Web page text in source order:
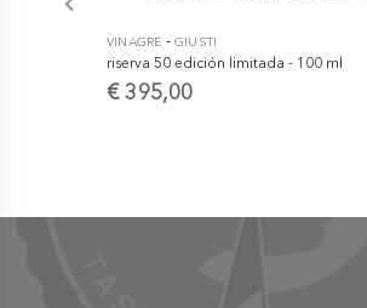
VINAGRE -GIUSTI
riserva 50 edición limitada - 100 ml
€ 395,00